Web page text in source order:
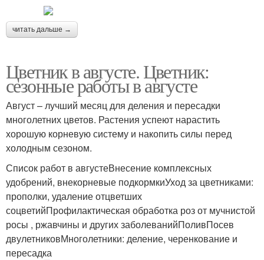
читать дальше →
Цветник в августе. Цветник:
сезонные работы в августе
Август – лучший месяц для деления и пересадки
многолетних цветов. Растения успеют нарастить
хорошую корневую систему и накопить силы перед
холодным сезоном.
Список работ в августеВнесение комплексных
удобрений, внекорневые подкормкиУход за цветниками:
прополки, удаление отцветших
соцветийПрофилактическая обработка роз от мучнистой
росы , ржавчины и других заболеванийПоливПосев
двулетниковМноголетники: деление, черенкование и
пересадка